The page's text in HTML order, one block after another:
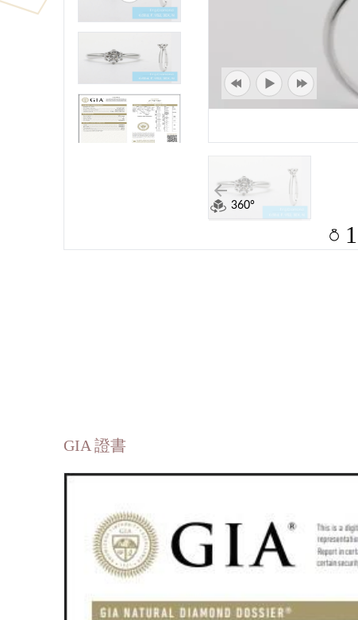
360°
1
GIA 證書